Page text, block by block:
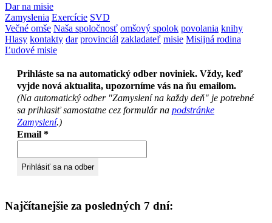
Dar na misie
Zamyslenia Exercície SVD
Večné omše Naša spoločnosť omšový spolok povolania knihy
Hlasy kontakty dar provinciál zakladateľ misie Misijná rodina
Ľudové misie
Prihláste sa na automatický odber noviniek. Vždy, keď
vyjde nová aktualita, upozorníme vás na ňu emailom.
(Na automatický odber "Zamyslení na každy deň" je potrebné
sa prihlasiť samostatne cez formulár na podstránke
Zamyslení.)
Email *
Najčítanejšie za posledných 7 dní: